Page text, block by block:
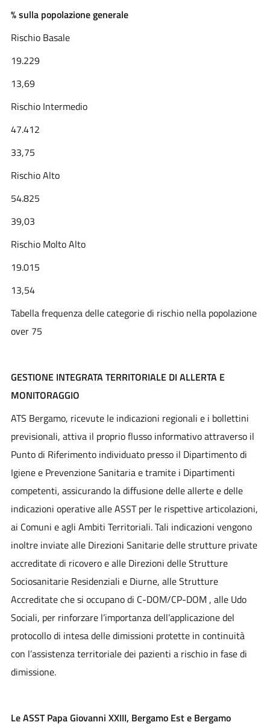
% sulla popolazione generale
Rischio Basale
19.229
13,69
Rischio Intermedio
47.412
33,75
Rischio Alto
54.825
39,03
Rischio Molto Alto
19.015
13,54
Tabella frequenza delle categorie di rischio nella popolazione
over 75
GESTIONE INTEGRATA TERRITORIALE DI ALLERTA E
MONITORAGGIO
ATS Bergamo, ricevute le indicazioni regionali e i bollettini
previsionali, attiva il proprio flusso informativo attraverso il
Punto di Riferimento individuato presso il Dipartimento di
Igiene e Prevenzione Sanitaria e tramite i Dipartimenti
competenti, assicurando la diffusione delle allerte e delle
indicazioni operative alle ASST per le rispettive articolazioni,
ai Comuni e agli Ambiti Territoriali. Tali indicazioni vengono
inoltre inviate alle Direzioni Sanitarie delle strutture private
accreditate di ricovero e alle Direzioni delle Strutture
Sociosanitarie Residenziali e Diurne, alle Strutture
Accreditate che si occupano di C-DOM/CP-DOM , alle Udo
Sociali, per rinforzare l’importanza dell’applicazione del
protocollo di intesa delle dimissioni protette in continuità
con l’assistenza territoriale dei pazienti a rischio in fase di
dimissione.
Le ASST Papa Giovanni XXIII, Bergamo Est e Bergamo